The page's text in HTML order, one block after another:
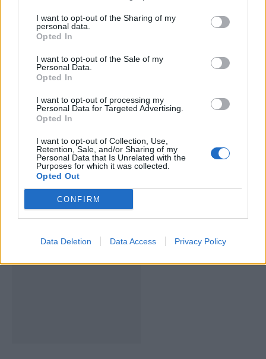
I want to opt-out of the Sharing of my
personal data.
Opted In
I want to opt-out of the Sale of my
Personal Data.
Opted In
I want to opt-out of processing my
Personal Data for Targeted Advertising.
Opted In
I want to opt-out of Collection, Use,
Retention, Sale, and/or Sharing of my
Personal Data that Is Unrelated with the
Purposes for which it was collected.
Opted Out
CONFIRM
Data Deletion Data Access Privacy Policy
Presidente dos Jovens
Autarcas de Poiares
Natal anima Mercado
Municipal de Tábua
ARTIGOS RELACIONADOS
Capacita Jovem de Poiares aproxima
jovens ao mundo do trabalho